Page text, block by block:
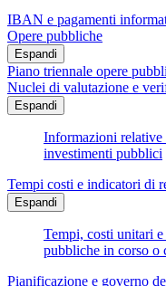
IBAN e pagamenti
Opere pubbliche
Espandi
Piano triennale opere
Nuclei di valutazione e
Espandi
Informazioni
investimenti pubblici
Tempi costi e indicatori di
Espandi
Tempi, costi unitari
pubbliche in corso o
Pianificazione e governo